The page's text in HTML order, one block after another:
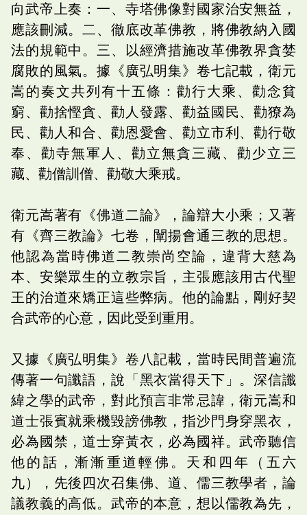
向武帝上奏：一、寺塔佛像對國家治安無益，
應該刪減。二、徹底改革佛教，將佛教納入國
法的規範中。三、以經濟措施改革佛教界貪婪
腐敗的風氣。據《廣弘明集》卷七記載，衛元
嵩的奏文共列有十五條：勸行大乘、勸念貧
窮、勸捨慳貪、勸人發露、勸益國民、勸獠為
民、勸人和合、勸恩愛會、勸立市利、勸行敬
奉、勸寺無軍人、勸立無貪三藏、勸少立三
藏、勸僧訓僧、勸敬大乘戒。
衛元嵩著有《佛道二論》，論辯大小乘；又著
有《齊三教論》七卷，闡揚會通三教的思想。
他認為當時佛道二教崇尚空論，違背大慈為
本、安樂眾生的立教宗旨，主張應該用古代聖
王的治道來矯正這些弊病。他的論點，剛好契
合武帝的心意，因此受到重用。
又據《廣弘明集》卷八記載，當時民間普遍流
傳著一句讖語，說「黑衣當得天下」。深信讖
緯之學的武帝，對此預言非常忌諱，衛元嵩和
道士張賓就乘機毀謗佛教，指沙門身穿黑衣，
必為國禁，道士穿黃衣，必為國祥。武帝聽信
他的話，漸漸重道輕佛。天和四年（五六
九），先後四次召集佛、道、儒三教學者，論
議教義的高低。武帝的本意，想以儒教為先，